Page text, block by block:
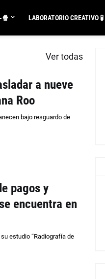
LABORATORIO CREATIVO 🧪
Ver todas
a nueve
Roo
bajo resguardo de
pagos y
encuentra en
estudio “Radiografía de